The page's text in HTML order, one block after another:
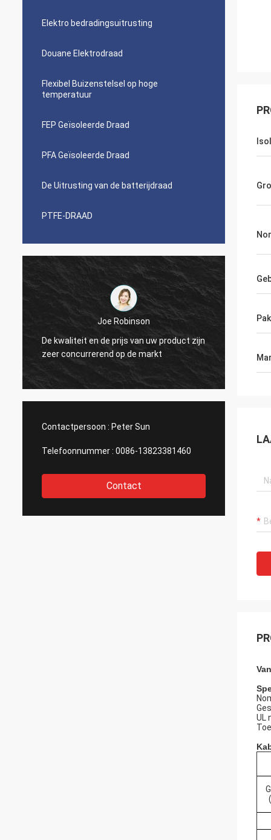
Elektro bedradingsuitrusting
Douane Elektrodraad
Flexibel Buizenstelsel op hoge
temperatuur
FEP Geïsoleerde Draad
PFA Geïsoleerde Draad
De Uitrusting van de batterijdraad
PTFE-DRAAD
Diego Cuellar
Uw die goederen zijn superieur in kwaliteit
met die van andere fabrikanten wordt
vergeleken.
zeer
Contactpersoon : Peter Sun
Telefoonnummer : 0086-13823381460
Contact
UL